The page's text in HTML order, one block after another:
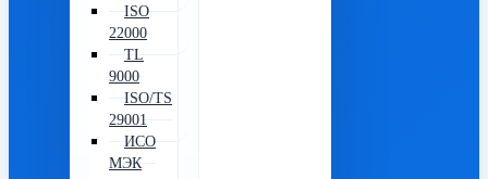
ISO
22000
TL
9000
ISO/TS
29001
ИСО
МЭК